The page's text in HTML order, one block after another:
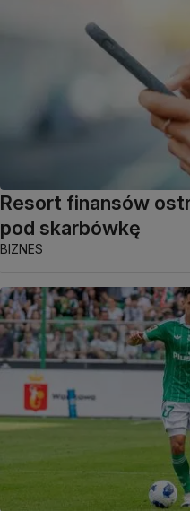
Resort finansów
pod skarbówkę
BIZNES